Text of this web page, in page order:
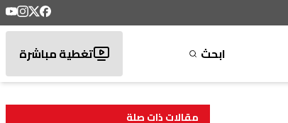
ابحث تغطية مباشرة
مقالات ذات صلة